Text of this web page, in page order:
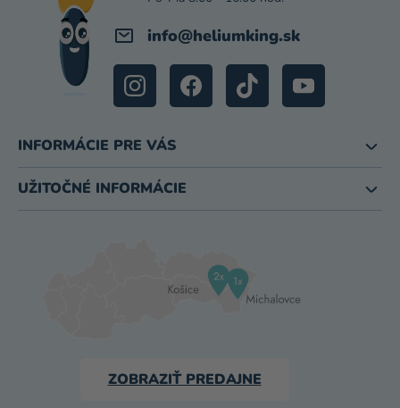
info@heliumking.sk
INFORMÁCIE PRE VÁS
UŽITOČNÉ INFORMÁCIE
ZOBRAZIŤ PREDAJNE